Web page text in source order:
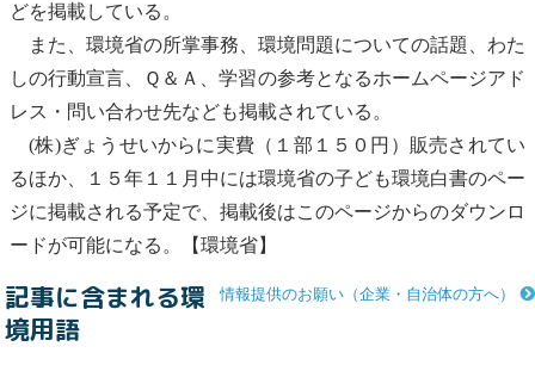
どを掲載している。
また、環境省の所掌事務、環境問題についての話題、わた
しの行動宣言、Ｑ＆Ａ、学習の参考となるホームページアド
レス・問い合わせ先なども掲載されている。
(株)ぎょうせいからに実費（１部１５０円）販売されてい
るほか、１５年１１月中には環境省の子ども環境白書のペー
ジに掲載される予定で、掲載後はこのページからのダウンロ
ードが可能になる。【環境省】
情報提供のお願い（企業・自治体の方へ）
記事に含まれる環
境用語